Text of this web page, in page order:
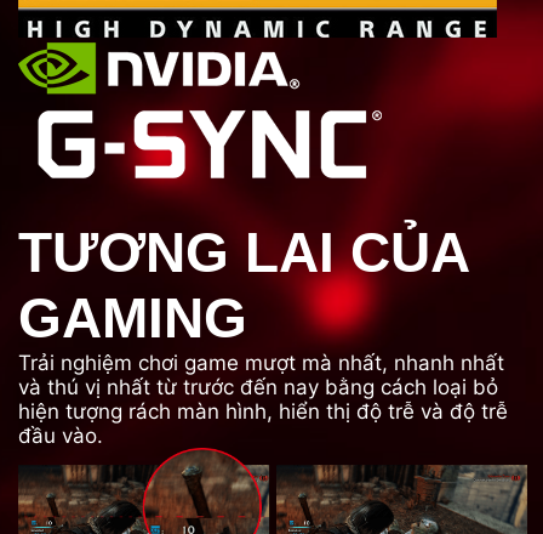
TƯƠNG LAI CỦA
GAMING
Trải nghiệm chơi game mượt mà nhất, nhanh nhất
và thú vị nhất từ trước đến nay bằng cách loại bỏ
hiện tượng rách màn hình, hiển thị độ trễ và độ trễ
đầu vào.